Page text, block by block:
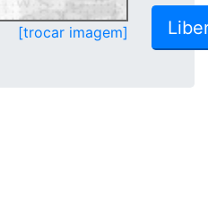
[trocar imagem]